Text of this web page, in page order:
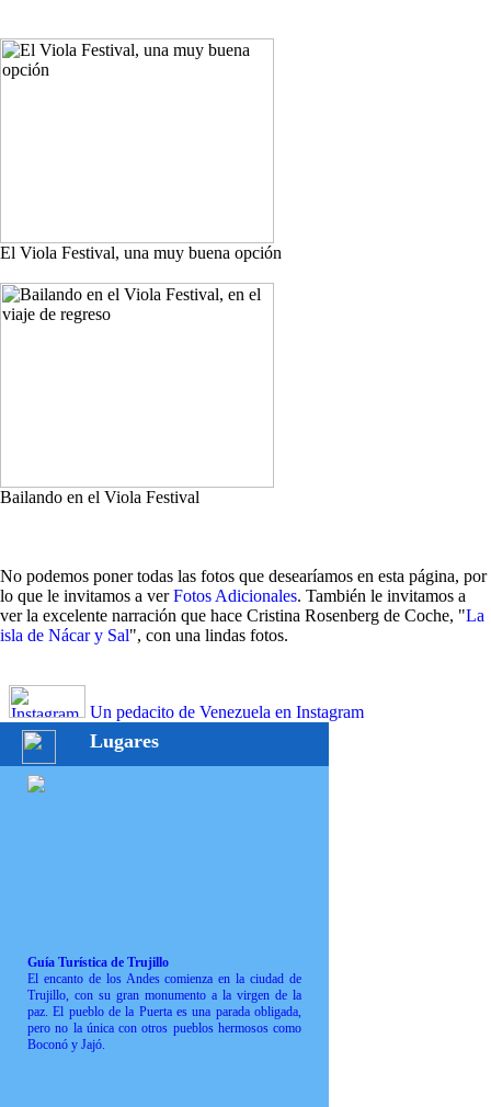
El Viola Festival, una muy buena opción
Bailando en el Viola Festival
No podemos poner todas las fotos que desearíamos en esta página, por
lo que le invitamos a verFotos Adicionales. También le invitamos a
ver la excelente narración que hace Cristina Rosenberg de Coche, "La
isla de Nácar y Sal", con una lindas fotos.
Un pedacito de Venezuela en Instagram
Lugares
Guía Turística de Trujillo
El encanto de los Andes comienza en la ciudad de
Trujillo, con su gran monumento a la virgen de la
paz. El pueblo de la Puerta es una parada obligada,
pero no la única con otros pueblos hermosos como
Boconó y Jajó.